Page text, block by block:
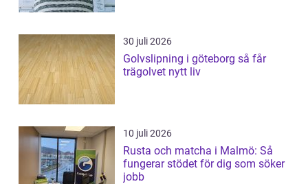
30 juli 2026
Golvslipning i göteborg så får
trägolvet nytt liv
10 juli 2026
Rusta och matcha i Malmö: Så
fungerar stödet för dig som söker
jobb